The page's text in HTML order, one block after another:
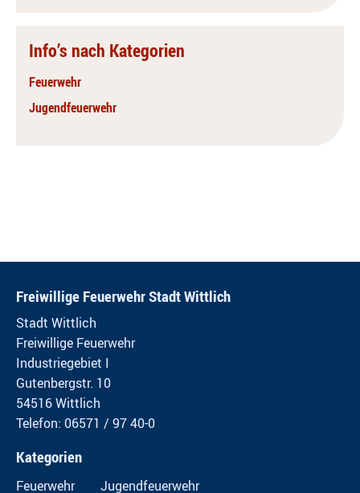
Info’s nach Kategorien
Feuerwehr
Jugendfeuerwehr
Freiwillige Feuerwehr Stadt Wittlich
Stadt Wittlich
Freiwillige Feuerwehr
Industriegebiet I
Gutenbergstr. 10
54516 Wittlich
Telefon: 06571 / 97 40-0
Kategorien
Feuerwehr Jugendfeuerwehr